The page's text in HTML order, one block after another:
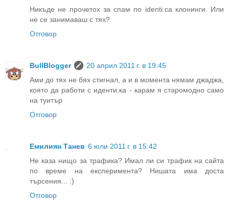
Никъде не прочетох за спам по identi.ca клонинги. Или
не се занимаваш с тях?
Отговор
BullBlogger
20 април 2011 г. в 19:45
Ами до тях не бях стигнал, а и в момента нямам джаджа,
която да работи с иденти.ка - карам я старомодно само
на туитър
Отговор
Емилиян Танев 6 юли 2011 г. в 15:42
Не каза нищо за трафика? Имал ли си трафик на сайта
по време на експеримента? Нишата има доста
търсения... :)
Отговор